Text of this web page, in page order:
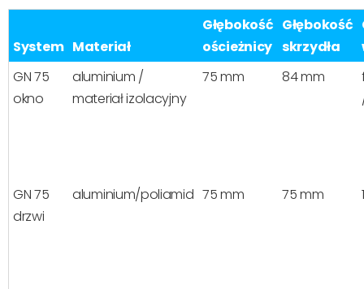
System Materiał
Głębokość
ościeżnicy
Głębokość
skrzydła
GN 75
okno
aluminium /
materiał izolacyjny
75 mm 84 mm
GN 75
drzwi
aluminium/poliamid 75 mm 75 mm